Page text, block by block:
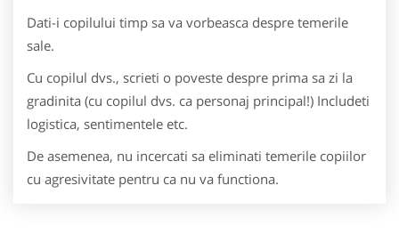
Dati-i copilului timp sa va vorbeasca despre temerile
sale.
Cu copilul dvs., scrieti o poveste despre prima sa zi la
gradinita (cu copilul dvs. ca personaj principal!) Includeti
logistica, sentimentele etc.
De asemenea, nu incercati sa eliminati temerile copiilor
cu agresivitate pentru ca nu va functiona.